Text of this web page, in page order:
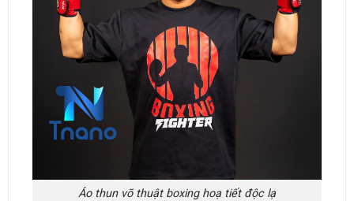
Áo thun võ thuật boxing hoạ tiết độc lạ